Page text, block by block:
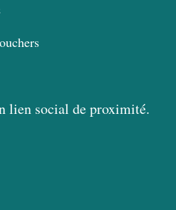
lien social de proximité.